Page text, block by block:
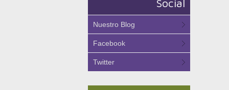
Social
Nuestro Blog
Facebook
Twitter